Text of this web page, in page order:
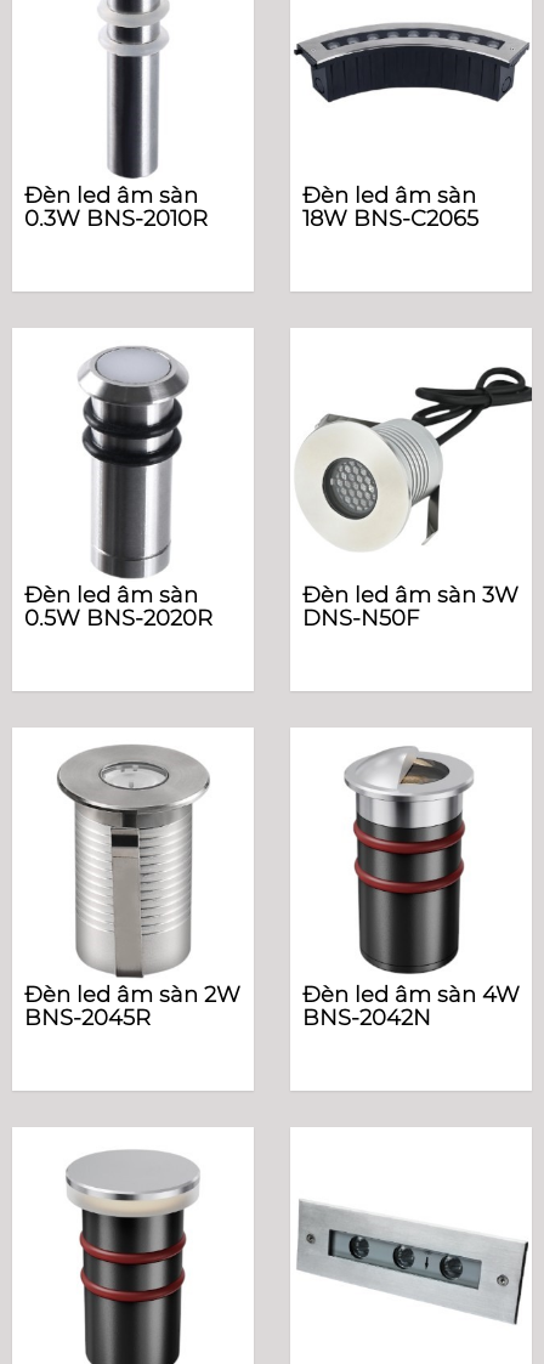
Đèn led âm sàn
0.3W BNS-2010R
Đèn led âm sàn
18W BNS-C2065
Đèn led âm sàn
0.5W BNS-2020R
Đèn led âm sàn 3W
DNS-N50F
Đèn led âm sàn 2W
BNS-2045R
Đèn led âm sàn 4W
BNS-2042N